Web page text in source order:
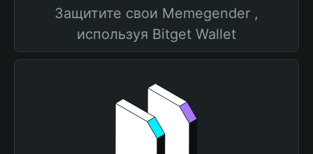
Защитите свои Memegender ,
используя Bitget Wallet